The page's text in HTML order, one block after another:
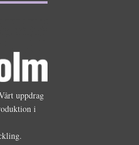
uppdrag
i